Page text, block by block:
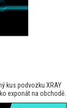
kus podvozku XRAY
exponát na obchodě.